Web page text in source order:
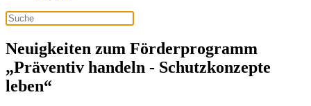
Neuigkeiten zum Förderprogramm
„Präventiv handeln - Schutzkonzepte
leben“